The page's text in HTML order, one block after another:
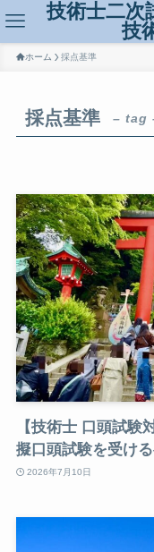
技術士二次
技
ホーム 採点基準
採点基準 – tag
【技術士 口頭試験
擬口頭試験を受け
2026年7月10日